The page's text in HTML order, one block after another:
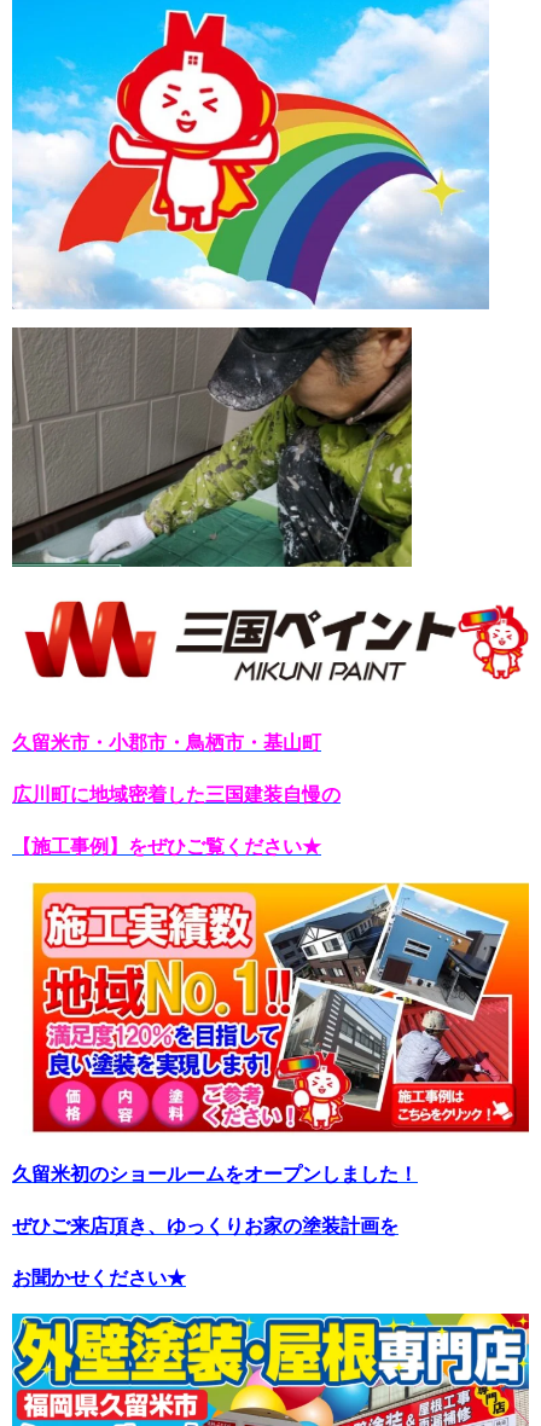
久留米市・小郡市・鳥栖市・基山町
広川町に地域密着した三国建装自慢の
【施工事例】をぜひご覧ください★
久留米初のショールームをオープンしました！
ぜひご来店頂き、ゆっくりお家の塗装計画を
お聞かせください★